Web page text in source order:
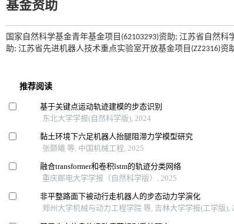
基金资助
国家自然科学基金青年基金项目(62103293)资助; 江苏省自然科
助; 江苏省先进机器人技术重点实验室开放基金项目(ZZ2316)资